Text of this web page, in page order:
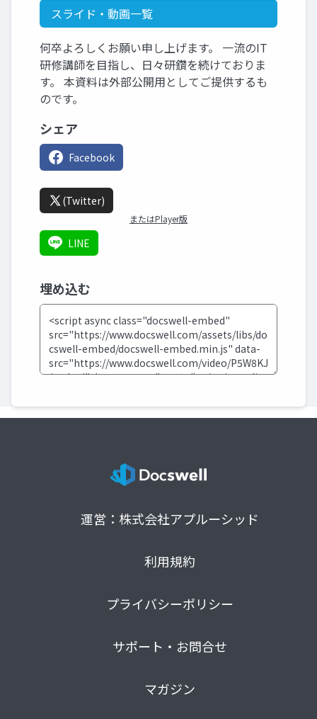
スライド・動画一覧
何卒よろしくお願い申し上げます。 一流のIT
研修講師を目指し、日々研鑽を続けておりま
す。 本資料は外部公開用としてご提供するも
のです。
シェア
Facebook
(Twitter)
またはPlayer版
LINE
埋め込む
運営：株式会社アプルーシッド
利用規約
プライバシーポリシー
サポート・お問合せ
マガジン